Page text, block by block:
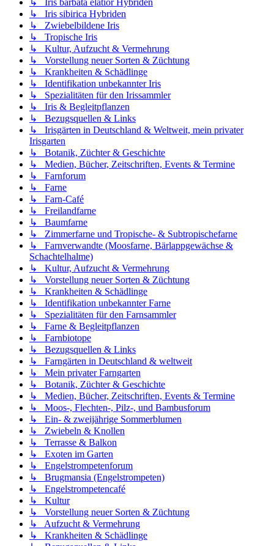
↳ Iris sibirica Hybriden
↳ Zwiebelbildene Iris
↳ Tropische Iris
↳ Kultur, Aufzucht & Vermehrung
↳ Vorstellung neuer Sorten & Züchtung
↳ Krankheiten & Schädlinge
↳ Identifikation unbekannter Iris
↳ Spezialitäten für den Irissammler
↳ Iris & Begleitpflanzen
↳ Bezugsquellen & Links
↳ Irisgärten in Deutschland & Weltweit, mein privater
Irisgarten
↳ Botanik, Züchter & Geschichte
↳ Medien, Bücher, Zeitschriften, Events & Termine
↳ Farnforum
↳ Farne
↳ Farn-Café
↳ Freilandfarne
↳ Baumfarne
↳ Zimmerfarne und Tropische- & Subtropischefarne
↳ Farnverwandte (Moosfarne, Bärlappgewächse &
Schachtelhalme)
↳ Kultur, Aufzucht & Vermehrung
↳ Vorstellung neuer Sorten & Züchtung
↳ Krankheiten & Schädlinge
↳ Identifikation unbekannter Farne
↳ Spezialitäten für den Farnsammler
↳ Farne & Begleitpflanzen
↳ Farnbiotope
↳ Bezugsquellen & Links
↳ Farngärten in Deutschland & weltweit
↳ Mein privater Farngarten
↳ Botanik, Züchter & Geschichte
↳ Medien, Bücher, Zeitschriften, Events & Termine
↳ Moos-, Flechten-, Pilz-, und Bambusforum
↳ Ein- & zweijährige Sommerblumen
↳ Zwiebeln & Knollen
↳ Terrasse & Balkon
↳ Exoten im Garten
↳ Engelstrompetenforum
↳ Brugmansia (Engelstrompeten)
↳ Engelstrompetencafé
↳ Kultur
↳ Vorstellung neuer Sorten & Züchtung
↳ Aufzucht & Vermehrung
↳ Krankheiten & Schädlinge